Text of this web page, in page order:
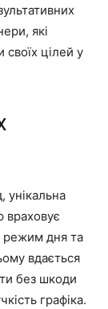
які
цілей у
унікальна
враховує
режим дня та
вдається
без шкоди
графіка.